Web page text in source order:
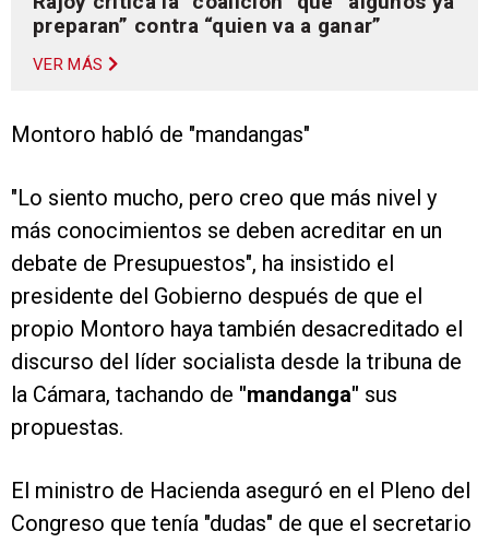
preparan” contra “quien va a ganar”
VER MÁS
Montoro habló de "mandangas"
"Lo siento mucho, pero creo que más nivel y
más conocimientos se deben acreditar en un
debate de Presupuestos", ha insistido el
presidente del Gobierno después de que el
propio Montoro haya también desacreditado el
discurso del líder socialista desde la tribuna de
la Cámara, tachando de "mandanga" sus
propuestas.
El ministro de Hacienda aseguró en el Pleno del
Congreso que tenía "dudas" de que el secretario